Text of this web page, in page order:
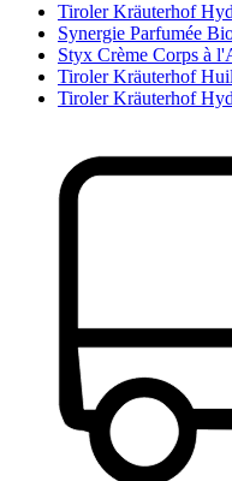
Tiroler Kräuterhof
Synergie Parfumée
Styx Crème Corps à
Tiroler Kräuterhof
Tiroler Kräuterhof